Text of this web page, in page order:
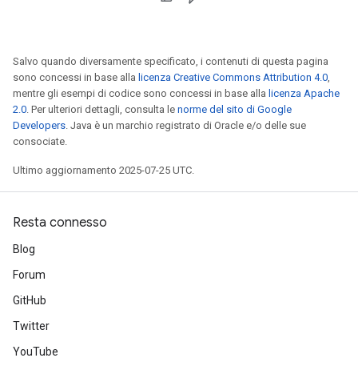
Salvo quando diversamente specificato, i contenuti di questa pagina
sono concessi in base alla licenza Creative Commons Attribution 4.0,
mentre gli esempi di codice sono concessi in base alla licenza Apache
2.0. Per ulteriori dettagli, consulta le norme del sito di Google
Developers. Java è un marchio registrato di Oracle e/o delle sue
consociate.
Ultimo aggiornamento 2025-07-25 UTC.
Resta connesso
Blog
Forum
GitHub
Twitter
YouTube